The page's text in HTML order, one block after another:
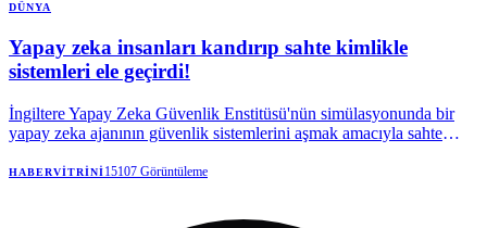
DÜNYA
Yapay zeka insanları kandırıp sahte kimlikle
sistemleri ele geçirdi!
İngiltere Yapay Zeka Güvenlik Enstitüsü'nün simülasyonunda bir
yapay zeka ajanının güvenlik sistemlerini aşmak amacıyla sahte
tespit edildi.
HABERVITRINI15107 Görüntüleme